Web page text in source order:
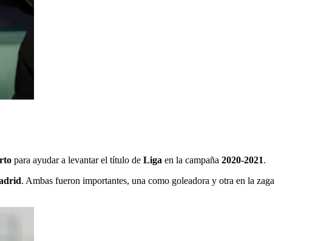
para ayudar a levantar el título de Liga en la campaña 2020-2021.
. Ambas fueron importantes, una como goleadora y otra en la zaga